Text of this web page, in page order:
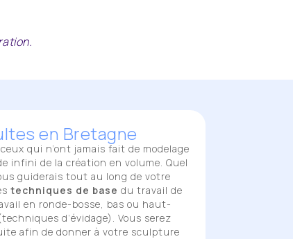
en Bretagne
qui n’ont jamais fait de modelage
infini de la création en volume. Quel
guiderais tout au long de votre
techniques de base du travail de
en ronde-bosse, bas ou haut-
d’évidage). Vous serez
afin de donner à votre sculpture